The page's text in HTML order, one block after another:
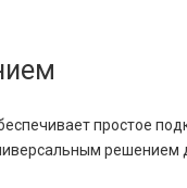
простое
решением